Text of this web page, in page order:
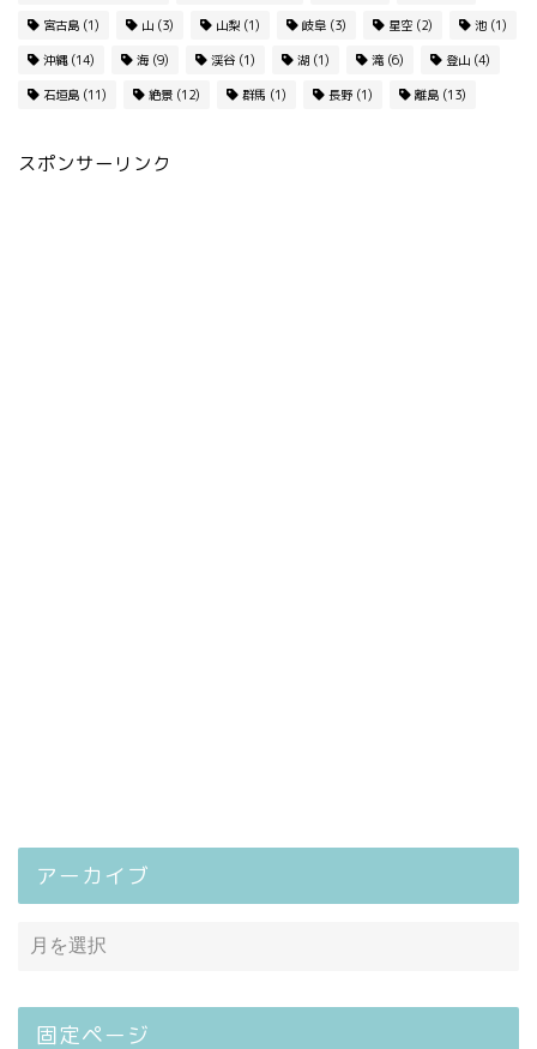
宮古島 (1) 山 (3) 山梨 (1) 岐阜 (3) 星空 (2) 池 (1)
沖縄(14) 海 (9) 渓谷 (1) 湖 (1) 滝 (6) 登山 (4)
石垣島 (11) 絶景 (12) 群馬 (1) 長野 (1) 離島 (13)
スポンサーリンク
アーカイブ
固定ページ